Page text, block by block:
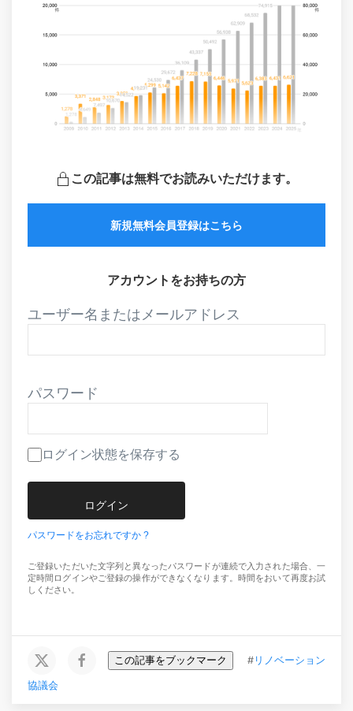
この記事は無料でお読みいただけます。
新規無料会員登録はこちら
アカウントをお持ちの方
ユーザー名またはメールアドレス
パスワード
ログイン状態を保存する
パスワードをお忘れですか ?
ご登録いただいた文字列と異なったパスワードが連続で入力された場合、一
定時間ログインやご登録の操作ができなくなります。時間をおいて再度お試
しください。
この記事をブックマーク # リノベーション
協議会